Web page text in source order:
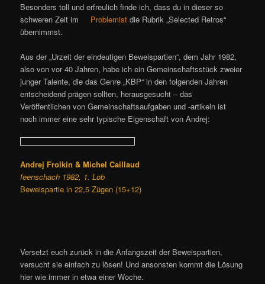
Besonders toll und erfreulich finde ich, dass du in dieser so
schweren Zeit im
Problemist die Rubrik „Selected Retros“
übernimmst.
Aus der „Urzeit der eindeutigen Beweispartien“, dem Jahr 1982,
also von vor 40 Jahren, habe ich ein Gemeinschaftsstück zweier
junger Talente, die das Genre „KBP“ in den folgenden Jahren
entscheidend prägen sollten, herausgesucht – das
Veröffentlichen von Gemeinschaftsaufgaben und -artikeln ist
noch immer eine sehr typische Eigenschaft von Andrej:
Andrej Frolkin & Michel Caillaud
feenschach 1982, 1. Lob
Beweispartie in 22,5 Zügen (15+12)
Versetzt euch zurück in die Anfangszeit der Beweispartien,
versucht sie einfach zu lösen! Und ansonsten kommt die Lösung
hier wie immer in etwa einer Woche.